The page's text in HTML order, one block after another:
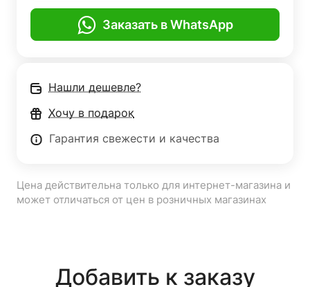
Заказать в WhatsApp
Нашли дешевле?
Хочу в подарок
Гарантия свежести и качества
Цена действительна только для интернет-магазина и
может отличаться от цен в розничных магазинах
Добавить к заказу